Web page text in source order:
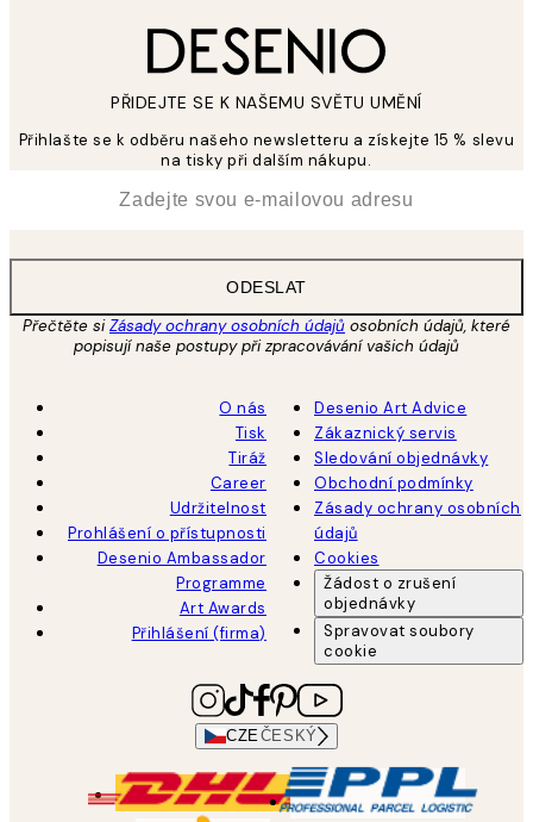
PŘIDEJTE SE K NAŠEMU SVĚTU UMĚNÍ
Přihlašte se k odběru našeho newsletteru a získejte 15 % slevu
na tisky při dalším nákupu.
ODESLAT
Přečtěte siZásady ochrany osobních údajů osobních údajů, které
popisují naše postupy při zpracovávání vašich údajů
O nás
Tisk
Tiráž
Career
Udržitelnost
Prohlášení o přístupnosti
Desenio Ambassador
Programme
Art Awards
Přihlášení (firma)
Desenio Art Advice
Zákaznický servis
Sledování objednávky
Obchodní podmínky
Zásady ochrany osobních
údajů
Cookies
Žádost o zrušení
objednávky
Spravovat soubory
cookie
CZEČESKÝ